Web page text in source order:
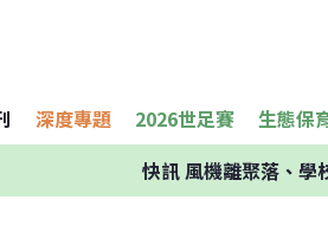
深度專題 2026世足賽 生態保
快訊風機離聚落、學